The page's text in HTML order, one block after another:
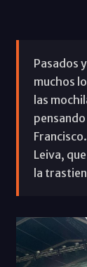
Pasados
muchos
las
Leiva,
la